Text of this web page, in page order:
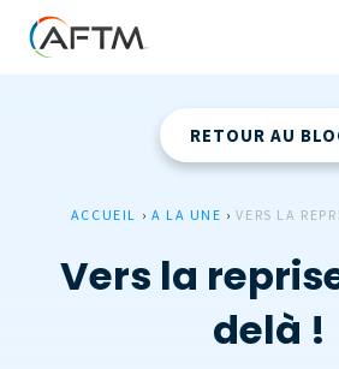
RETOUR AU
ACCUEIL › A LA UNE ›VERS LA
Vers la
delà !